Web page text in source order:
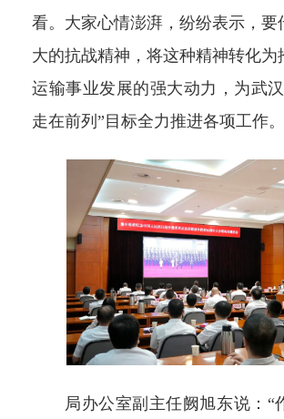
看。大家心情澎湃，纷纷表示，要
大的抗战精神，将这种精神转化为
运输事业发展的强大动力，为武汉
走在前列”目标全力推进各项工作。
局办公室副主任阙旭东说： “